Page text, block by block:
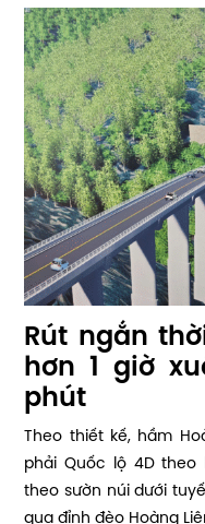
Rút ngắn
hơn 1 giờ
phút
Theo thiết kế, hầm
phải Quốc lộ 4D theo
theo sườn núi dưới
qua đỉnh đèo Hoàng